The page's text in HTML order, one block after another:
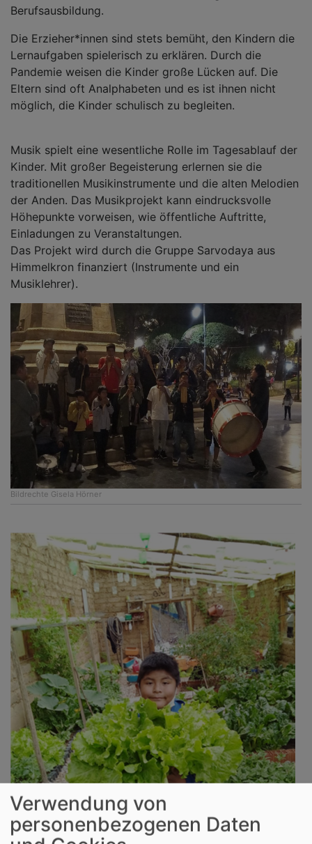
Berufsausbildung.
Die Erzieher*innen sind stets bemüht, den Kindern die
Lernaufgaben spielerisch zu erklären. Durch die
Pandemie weisen die Kinder große Lücken auf. Die
Eltern sind oft Analphabeten und es ist ihnen nicht
möglich, die Kinder schulisch zu begleiten.
Bildrechte Gisela Hörner
Musik spielt eine wesentliche Rolle im Tagesablauf der
Kinder. Mit großer Begeisterung erlernen sie die
traditionellen Musikinstrumente und die alten Melodien
der Anden. Das Musikprojekt kann eindrucksvolle
Höhepunkte vorweisen, wie öffentliche Auftritte,
Einladungen zu Veranstaltungen.
Das Projekt wird durch die Gruppe Sarvodaya aus
Himmelkron finanziert (Instrumente und ein
Musiklehrer).
Verwendung von
personenbezogenen Daten